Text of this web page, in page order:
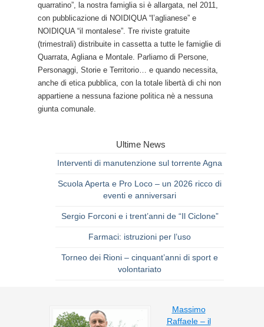
quarratino”, la nostra famiglia si è allargata, nel 2011,
con pubblicazione di NOIDIQUA “l’aglianese” e
NOIDIQUA “il montalese”. Tre riviste gratuite
(trimestrali) distribuite in cassetta a tutte le famiglie di
Quarrata, Agliana e Montale. Parliamo di Persone,
Personaggi, Storie e Territorio… e quando necessita,
anche di etica pubblica, con la totale libertà di chi non
appartiene a nessuna fazione politica nè a nessuna
giunta comunale.
Ultime News
Interventi di manutenzione sul torrente Agna
Scuola Aperta e Pro Loco – un 2026 ricco di
eventi e anniversari
Sergio Forconi e i trent’anni de “Il Ciclone”
Farmaci: istruzioni per l’uso
Torneo dei Rioni – cinquant’anni di sport e
volontariato
Massimo
Raffaele – il